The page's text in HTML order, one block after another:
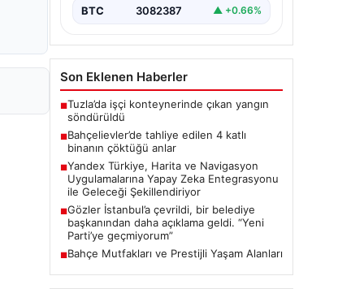
BTC 3082387 ▲ +0.66%
Son Eklenen Haberler
■Tuzla’da işçi konteynerinde çıkan yangın
söndürüldü
■Bahçelievler’de tahliye edilen 4 katlı
binanın çöktüğü anlar
■Yandex Türkiye, Harita ve Navigasyon
Uygulamalarına Yapay Zeka Entegrasyonu
ile Geleceği Şekillendiriyor
■Gözler İstanbul’a çevrildi, bir belediye
başkanından daha açıklama geldi. “Yeni
Parti’ye geçmiyorum”
■Bahçe Mutfakları ve Prestijli Yaşam Alanları